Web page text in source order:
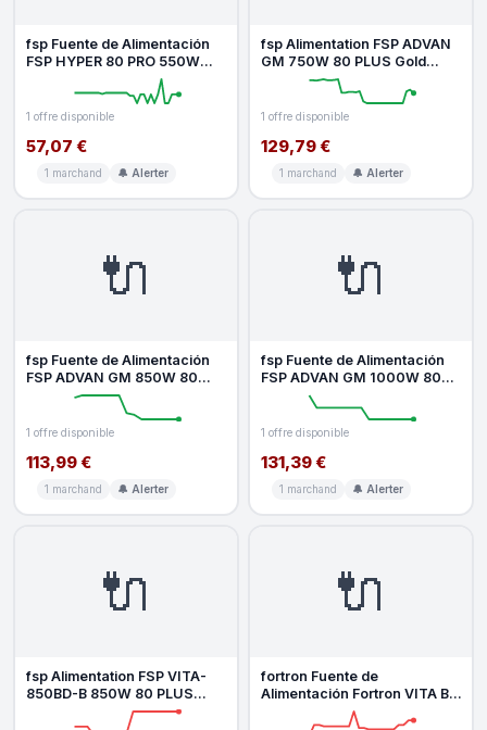
fsp Fuente de Alimentación
FSP HYPER 80 PRO 550W
Certificación 80 PLUS Bronze
1 offre disponible
57,07 €
1 marchand 🔔 Alerter
fsp Alimentation FSP ADVAN
GM 750W 80 PLUS Gold
modulaire ATX 3.1
1 offre disponible
129,79 €
1 marchand 🔔 Alerter
🔌
fsp Fuente de Alimentación
FSP ADVAN GM 850W 80
PLUS Gold modulaire
1 offre disponible
113,99 €
1 marchand 🔔 Alerter
🔌
fsp Fuente de Alimentación
FSP ADVAN GM 1000W 80
PLUS Gold modulaire
1 offre disponible
131,39 €
1 marchand 🔔 Alerter
🔌
fsp Alimentation FSP VITA-
850BD-B 850W 80 PLUS
Bronze ATX 3.1 câbles plats
🔌
fortron Fuente de
Alimentación Fortron VITA BD
750W Certificación 80 PLUS